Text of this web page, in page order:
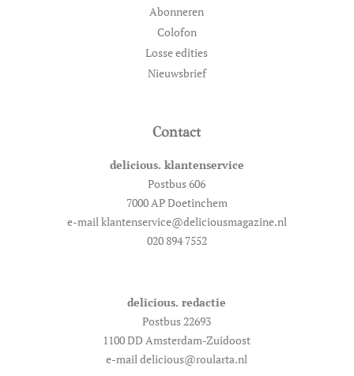
Abonneren
Colofon
Losse edities
Nieuwsbrief
Contact
delicious. klantenservice
Postbus 606
7000 AP Doetinchem
e-mail klantenservice@deliciousmagazine.nl
020 894 7552
delicious. redactie
Postbus 22693
1100 DD Amsterdam-Zuidoost
e-mail delicious@roularta.nl